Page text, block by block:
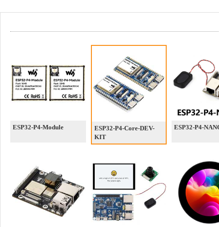
ESP32-P4-Module
ESP32-P4-Core-DEV-
KIT
ESP32-P4-